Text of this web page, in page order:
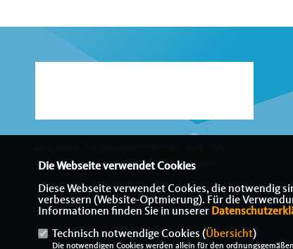
Kreisverband Charlottenburg-Wilmersdorf
IMPRESSUM DATENSCHUTZ KONTAKT
Die Webseite verwendet Cookies
Diese Webseite verwendet Cookies, die notwendig
verbessern (Website-Optmierung). Für die
Informationen finden Sie in unserer
Technisch notwendige Cookies (Übersicht)
Die notwendigen Cookies werden allein für den